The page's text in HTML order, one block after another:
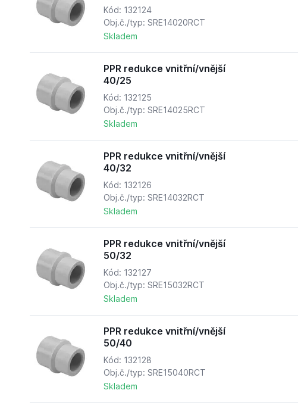
Kód: 132124
Obj.č./typ: SRE14020RCT
Skladem
PPR redukce vnitřní/vnější
40/25
Kód: 132125
Obj.č./typ: SRE14025RCT
Skladem
PPR redukce vnitřní/vnější
40/32
Kód: 132126
Obj.č./typ: SRE14032RCT
Skladem
PPR redukce vnitřní/vnější
50/32
Kód: 132127
Obj.č./typ: SRE15032RCT
Skladem
PPR redukce vnitřní/vnější
50/40
Kód: 132128
Obj.č./typ: SRE15040RCT
Skladem